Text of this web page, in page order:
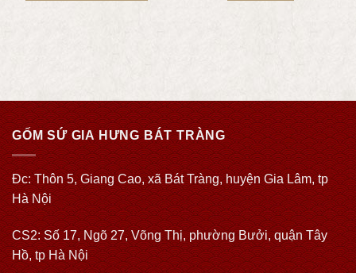
GỐM SỨ GIA HƯNG BÁT TRÀNG
Đc: Thôn 5, Giang Cao, xã Bát Tràng, huyện Gia Lâm, tp
Hà Nội
CS2: Số 17, Ngõ 27, Võng Thị, phường Bưởi, quận Tây
Hồ, tp Hà Nội